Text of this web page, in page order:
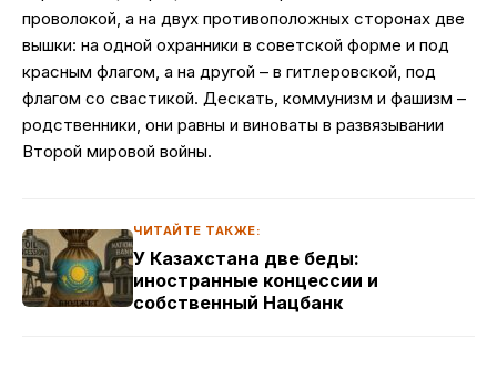
проволокой, а на двух противоположных сторонах две
вышки: на одной охранники в советской форме и под
красным флагом, а на другой – в гитлеровской, под
флагом со свастикой. Дескать, коммунизм и фашизм –
родственники, они равны и виноваты в развязывании
Второй мировой войны.
ЧИТАЙТЕ ТАКЖЕ:
У Казахстана две беды:
иностранные концессии и
собственный Нацбанк